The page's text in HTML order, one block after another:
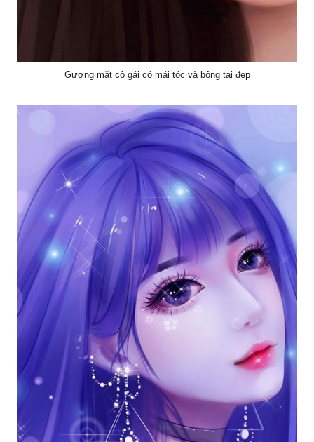
Gương mặt cô gái có mái tóc và bông tai đẹp